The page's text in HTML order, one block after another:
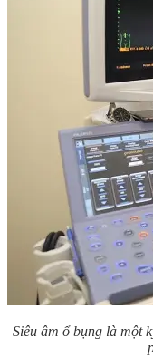
Siêu âm ổ bụng là một